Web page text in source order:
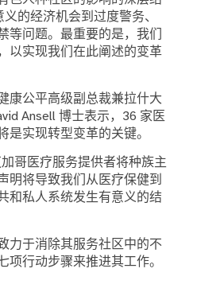
的经济机会到过度警务、
等问题。最重要的是，我们
以实现我们在此阐述的变革
康公平高级副总裁兼拉什大
Ansell 博士表示，36 家医
实现转型变革的关键。
哥医疗服务提供者将种族主
明将导致我们从医疗保健到
和私人系统发生有意义的结
力于消除其服务社区中的不
行动步骤来推进其工作。